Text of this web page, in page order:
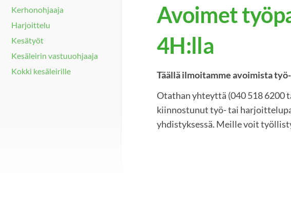
Kerhonohjaaja
Harjoittelu
Kesätyöt
Kesäleirin vastuuohjaaja
Kokki kesäleirille
Avoimet
4H:lla
Täällä ilmoitamme avoimista
Otathan yhteyttä (040 518 6200
kiinnostunut työ- tai
yhdistyksessä. Meille voit